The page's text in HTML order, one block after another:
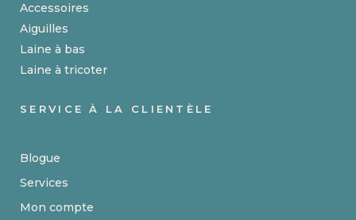
Accessoires
Aiguilles
Laine à bas
Laine à tricoter
SERVICE À LA CLIENTÈLE
Blogue
Services
Mon compte